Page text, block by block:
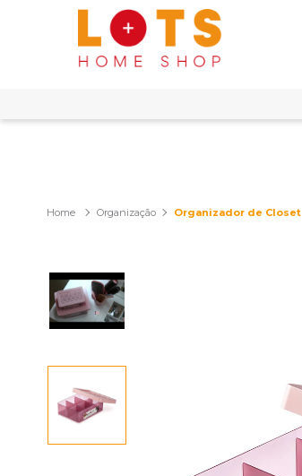
Organização Organizador de Closet